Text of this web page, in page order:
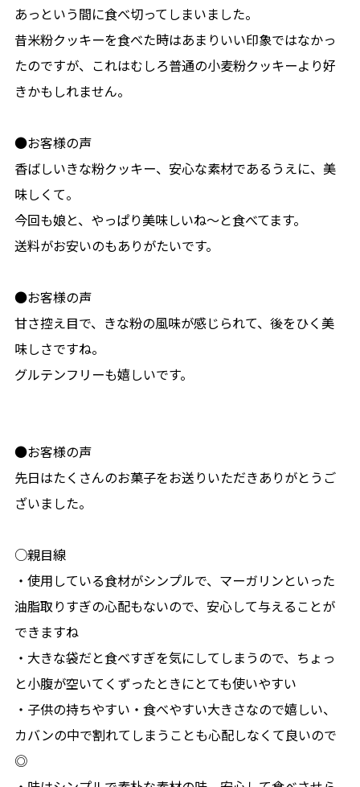
あっという間に食べ切ってしまいました。
昔米粉クッキーを食べた時はあまりいい印象ではなかっ
たのですが、これはむしろ普通の小麦粉クッキーより好
きかもしれません。
●お客様の声
香ばしいきな粉クッキー、安心な素材であるうえに、美
味しくて。
今回も娘と、やっぱり美味しいね〜と食べてます。
送料がお安いのもありがたいです。
●お客様の声
甘さ控え目で、きな粉の風味が感じられて、後をひく美
味しさですね。
グルテンフリーも嬉しいです。
●お客様の声
先日はたくさんのお菓子をお送りいただきありがとうご
ざいました。
○親目線
・使用している食材がシンプルで、マーガリンといった
油脂取りすぎの心配もないので、安心して与えることが
できますね
・大きな袋だと食べすぎを気にしてしまうので、ちょっ
と小腹が空いてくずったときにとても使いやすい
・子供の持ちやすい・食べやすい大きさなので嬉しい、
カバンの中で割れてしまうことも心配しなくて良いので
◎